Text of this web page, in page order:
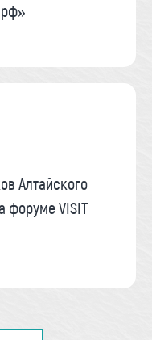
Алтайского
форуме VISIT